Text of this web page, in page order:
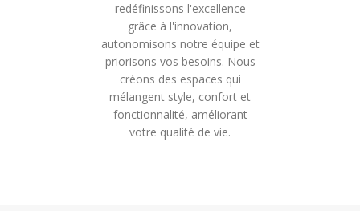
redéfinissons l'excellence
grâce à l'innovation,
autonomisons notre équipe et
priorisons vos besoins. Nous
créons des espaces qui
mélangent style, confort et
fonctionnalité, améliorant
votre qualité de vie.